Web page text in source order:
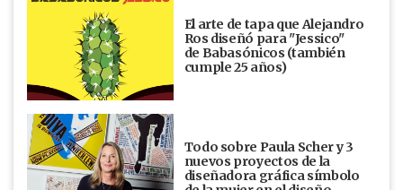
El arte de tapa que Alejandro
Ros diseñó para "Jessico"
de Babasónicos (también
cumple 25 años)
Todo sobre Paula Scher y 3
nuevos proyectos de la
diseñadora gráfica símbolo